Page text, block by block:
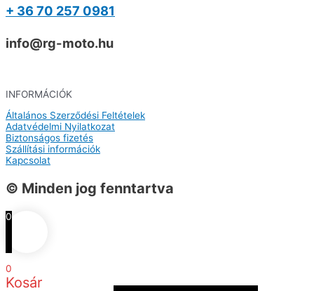
+ 36 70 257 0981
info@rg-moto.hu
INFORMÁCIÓK
Általános Szerződési Feltételek
Adatvédelmi Nyilatkozat
Biztonságos fizetés
Szállítási információk
Kapcsolat
© Minden jog fenntartva
0
0
Kosár